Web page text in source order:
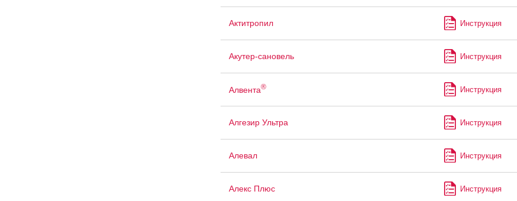
Актитропил Инструкция
Акутер-сановель Инструкция
Алвента® Инструкция
Алгезир Ультра Инструкция
Алевал Инструкция
Алекс Плюс Инструкция